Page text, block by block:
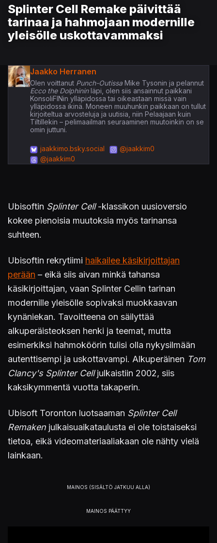
Splinter Cell Remake päivittää
tarinaa ja hahmojaan modernille
yleisölle uskottavammaksi
Jaakko Herranen
Olen voittanutPunch-OutissaMike Tysonin ja pelannut
Ecco the Dolphininläpi, olen siis ansainnut paikkani
KonsoliFINin ylläpidossa tai oikeastaan missä vain
ylläpidossa ikinä. Moneen muuhunkin paikkaan on tullut
kirjoiteltua arvosteluja ja uutisia, niin Pelaajaan kuin
Tiltillekin – pelimaailman seuraaminen muutoinkin on se
omin juttuni.
jaakkimo.bsky.social
@jaakkim0
@jaakkim0
Ubisoftin Splinter Cell-klassikon uusioversio
kokee pienoisia muutoksia myös tarinansa
suhteen.
Ubisoftin rekrytiimi haikailee käsikirjoittajan
perään – eikä siis aivan minkä tahansa
käsikirjoittajan, vaan Splinter Cellin tarinan
modernille yleisölle sopivaksi muokkaavan
kynäniekan. Tavoitteena on säilyttää
alkuperäisteoksen henki ja teemat, mutta
esimerkiksi hahmoköörin tulisi olla nykysilmään
autenttisempi ja uskottavampi. Alkuperäinen Tom
Clancy's Splinter Celljulkaistiin 2002, siis
kaksikymmentä vuotta takaperin.
Ubisoft Toronton luotsaaman Splinter Cell
Remaken julkaisuaikataulusta ei ole toistaiseksi
tietoa, eikä videomateriaaliakaan ole nähty vielä
lainkaan.